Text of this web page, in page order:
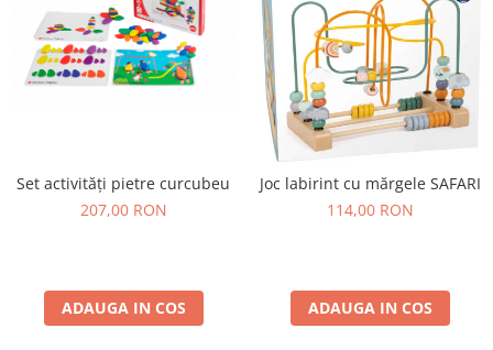
Pregătirea scrierii de mână
Secventialitate
Sortare si numarare
Margele HAMA MAXI
Mărgele HAMA MIDI
Stimulare senzoriala
Set activități pietre curcubeu
207,00 RON
ADAUGA IN COS
Joc labirint cu mărgele SAFARI
114,00 RON
ADAUGA IN COS